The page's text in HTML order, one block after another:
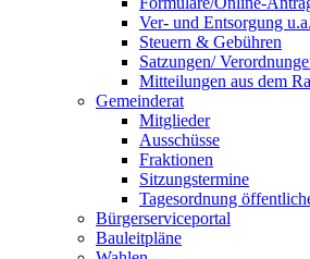
Ver- und Entsorgung
Steuern & Gebühren
Satzungen/
Mitteilungen aus dem
Gemeinderat
Mitglieder
Ausschüsse
Fraktionen
Sitzungstermine
Tagesordnung
Bürgerserviceportal
Bauleitpläne